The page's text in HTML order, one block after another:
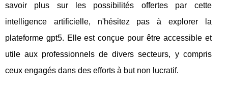
savoir plus sur les possibilités offertes par cette
intelligence artificielle, n'hésitez pas à explorer la
plateforme gpt5. Elle est conçue pour être accessible et
utile aux professionnels de divers secteurs, y compris
ceux engagés dans des efforts à but non lucratif.